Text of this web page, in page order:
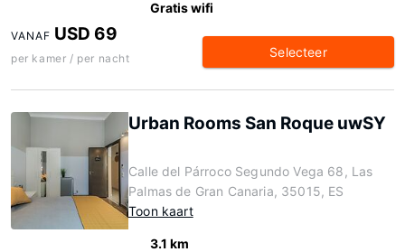
Gratis wifi
VANAF USD 69
per kamer / per nacht Selecteer
Urban Rooms San Roque uwSY
Calle del Párroco Segundo Vega 68, Las
Palmas de Gran Canaria, 35015, ES
Toon kaart
3.1 km